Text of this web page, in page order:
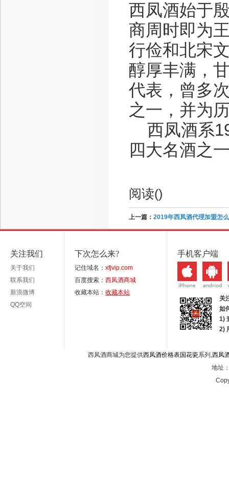
西凤酒始于
商周时即为
行俭和北宋
醇厚丰满，
代表，曾多
之一，并为
西凤酒系
四大名酒之
阅读()
上一篇： 2019年西凤酒代理加盟怎
关注我们
关于我们
联系我们
新浪微博
QQ空间
下次怎么来?
记住域名： xfjvip.com
百度搜索： 西凤酒商城
收藏本站： 收藏本站
手机客户端
关
如
1)
2)
西凤酒商城为您提供西凤酒价格表国花瓷系列,西凤
地址